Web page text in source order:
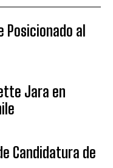
al
Jara en
Candidatura de